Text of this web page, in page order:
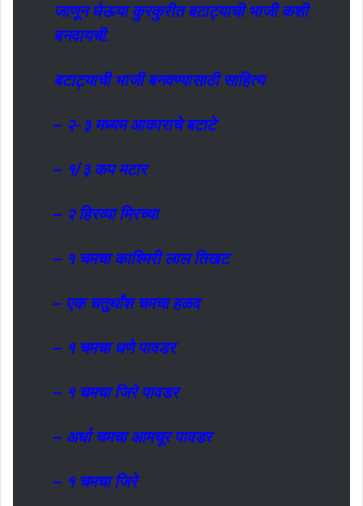
जाणून घेऊया कुरकुरीत बटाट्याची भाजी कशी
बनवायची.
बटाट्याची भाजी बनवण्यासाठी साहित्य
– २-३ मध्यम आकाराचे बटाटे
– १/३ कप मटार
– २ हिरव्या मिरच्या
– १ चमचा काश्मिरी लाल तिखट
– एक चतुर्थांश चमचा हळद
– १ चमचा धणे पावडर
– १ चमचा जिरे पावडर
– अर्धा चमचा आमचूर पावडर
– १ चमचा जिरे